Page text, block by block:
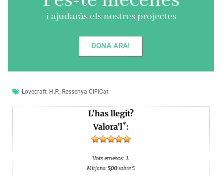
i ajudaràs els nostres projectes
DONA ARA!
Lovecraft_H.P. Ressenya CiFiCat
L’has llegit?
Valora’l*:
Vots emesos: 1.
Mitjana:5,00sobre 5.